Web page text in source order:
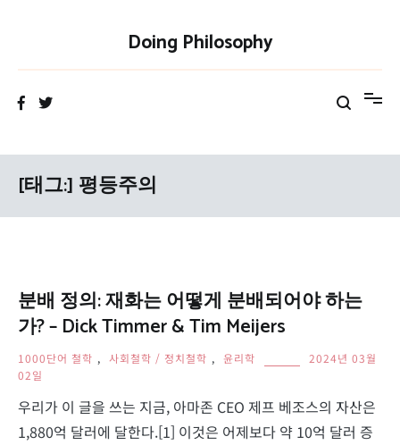
Doing Philosophy
[태그:] 평등주의
분배 정의: 재화는 어떻게 분배되어야 하는
가? – Dick Timmer & Tim Meijers
1000단어 철학 , 사회철학 / 정치철학 , 윤리학
2024년 03월
02일
우리가 이 글을 쓰는 지금, 아마존 CEO 제프 베조스의 자산은
1,880억 달러에 달한다.[1] 이것은 어제보다 약 10억 달러 증